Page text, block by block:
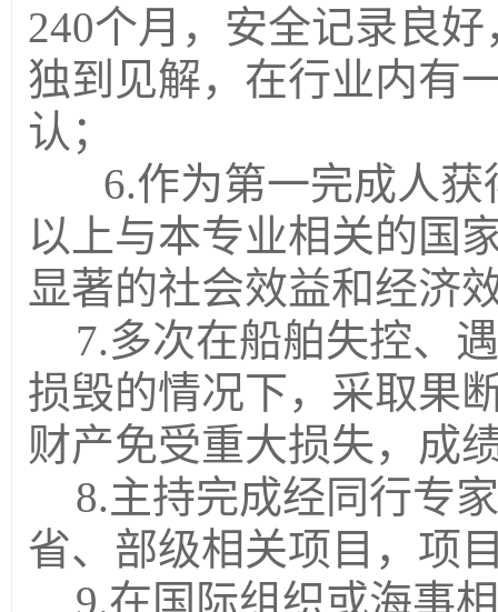
240个月，安全记录良
独到见解，在行业内有
认；
6.作为第一完成人
以上与本专业相关的国
显著的社会效益和经济
7.多次在船舶失控、
损毁的情况下，采取果
财产免受重大损失，成
8.主持完成经同行专
省、部级相关项目，项
9.在国际组织或海事